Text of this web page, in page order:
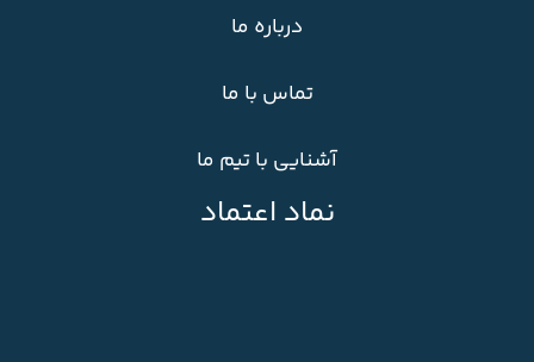
درباره ما
تماس با ما
آشنایی با تیم ما
نماد اعتماد